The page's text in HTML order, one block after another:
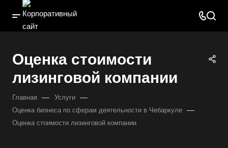
Оценка стоимости
лизинговой компании
Главная — Услуги —
Оценка бизнеса по сферам деятельности в Чебаркуле —
Оценка стоимости лизинговой компании